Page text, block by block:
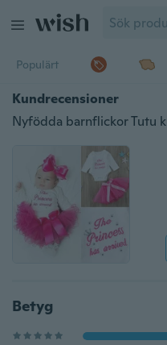
Populärt
Kundrecensioner
Betyg